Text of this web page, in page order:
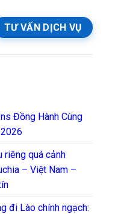
TƯ VẤN DỊCH VỤ
Đồng Hành Cùng
riêng quá cảnh
– Việt Nam –
đi Lào chính ngạch: